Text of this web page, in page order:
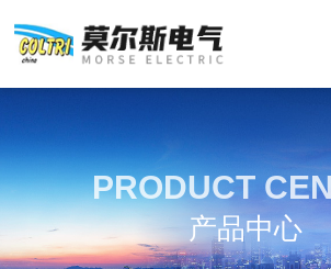
PRODUCT
产品中心